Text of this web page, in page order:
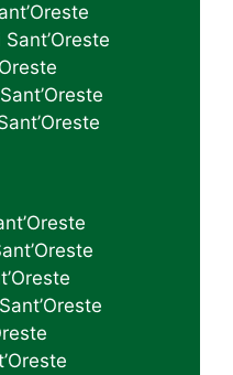
Sant’Oreste
Sant’Oreste
Sant’Oreste